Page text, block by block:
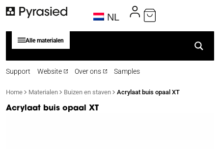
NL
Alle materialen
Support Website Over ons Samples
Home Materialen Buizen en staven Acrylaat buis opaal XT
Acrylaat buis opaal XT